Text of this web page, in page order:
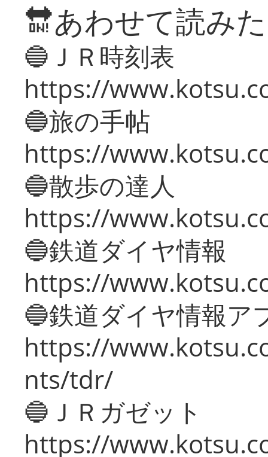
🔛あわせて読み
🔵ＪＲ時刻表
https://
🔵旅の手帖
https://
🔵散歩の達人
https://
🔵鉄道ダイヤ情報
https://
🔵鉄道ダイヤ情報ア
https://
nts/tdr/
🔵ＪＲガゼット
https://